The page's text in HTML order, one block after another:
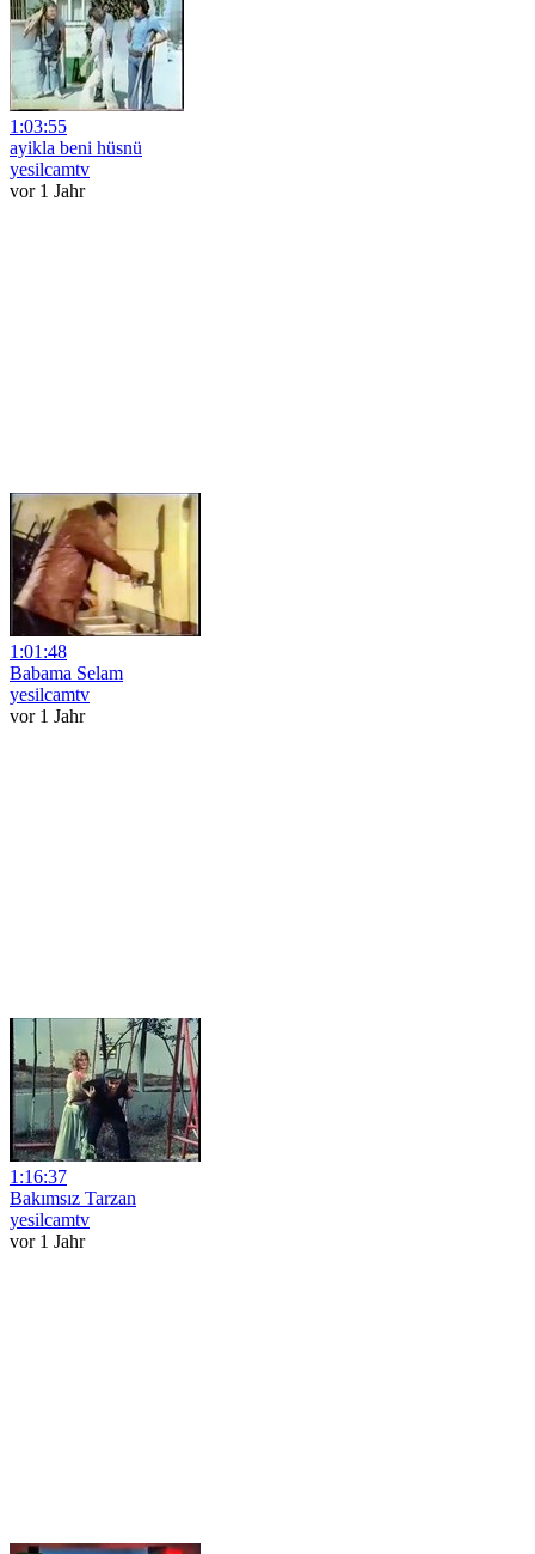
1:03:55
ayikla beni hüsnü
yesilcamtv
vor 1 Jahr
1:01:48
Babama Selam
yesilcamtv
vor 1 Jahr
1:16:37
Bakımsız Tarzan
yesilcamtv
vor 1 Jahr